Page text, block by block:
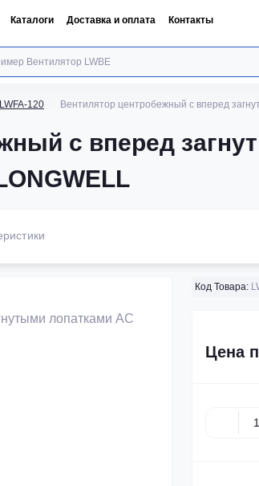
Каталоги Доставка и оплата Контакты
LWFA-120 Вентилятор центробежный с вперед
с вперед
Код Товара:
Цена